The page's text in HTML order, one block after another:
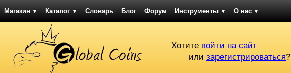
Магазин ▼ Каталог ▼ Словарь Блог Форум Инструменты ▼ О нас ▼
Хотите войти на сайт
или зарегистрироваться?